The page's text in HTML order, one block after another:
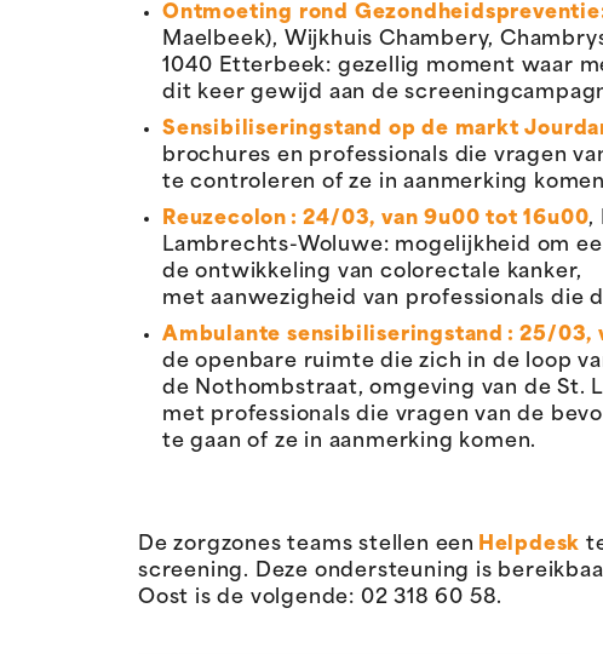
Ontmoeting rond
Maelbeek), Wijkhuis Chambery,
1040 Etterbeek: gezellig moment waar
dit keer gewijd aan de
Sensibiliseringstand op de markt
brochures en professionals die vragen
te controleren of ze in aanmerking
Reuzecolon : 24/03, van 9u00 tot 16u00,
Lambrechts-Woluwe: mogelijkheid om
de ontwikkeling van colorectale kanker,
met aanwezigheid van professionals
Ambulante sensibiliseringstand : 25/03,
de openbare ruimte die zich in de loop
de Nothombstraat, omgeving van de St.
met professionals die vragen van de
te gaan of ze in aanmerking komen.
De zorgzones teams stellen een Helpdesk
screening. Deze ondersteuning is
Oost is de volgende: 02 318 60 58.